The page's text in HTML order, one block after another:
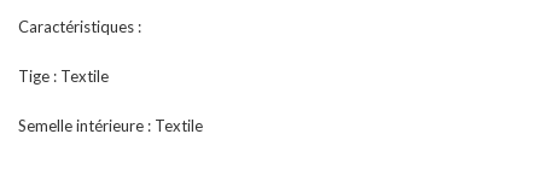
Caractéristiques :
Tige : Textile
Semelle intérieure : Textile